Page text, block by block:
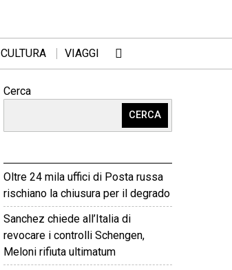
CULTURA VIAGGI
Cerca
CERCA
Oltre 24 mila uffici di Posta russa
rischiano la chiusura per il degrado
Sanchez chiede all’Italia di
revocare i controlli Schengen,
Meloni rifiuta ultimatum